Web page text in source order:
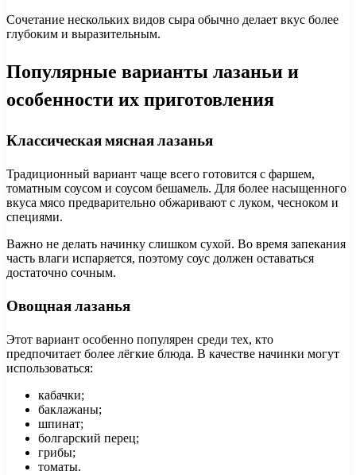
Сочетание нескольких видов сыра обычно делает вкус более
глубоким и выразительным.
Популярные варианты лазаньи и
особенности их приготовления
Классическая мясная лазанья
Традиционный вариант чаще всего готовится с фаршем,
томатным соусом и соусом бешамель. Для более насыщенного
вкуса мясо предварительно обжаривают с луком, чесноком и
специями.
Важно не делать начинку слишком сухой. Во время запекания
часть влаги испаряется, поэтому соус должен оставаться
достаточно сочным.
Овощная лазанья
Этот вариант особенно популярен среди тех, кто
предпочитает более лёгкие блюда. В качестве начинки могут
использоваться:
кабачки;
баклажаны;
шпинат;
болгарский перец;
грибы;
томаты.